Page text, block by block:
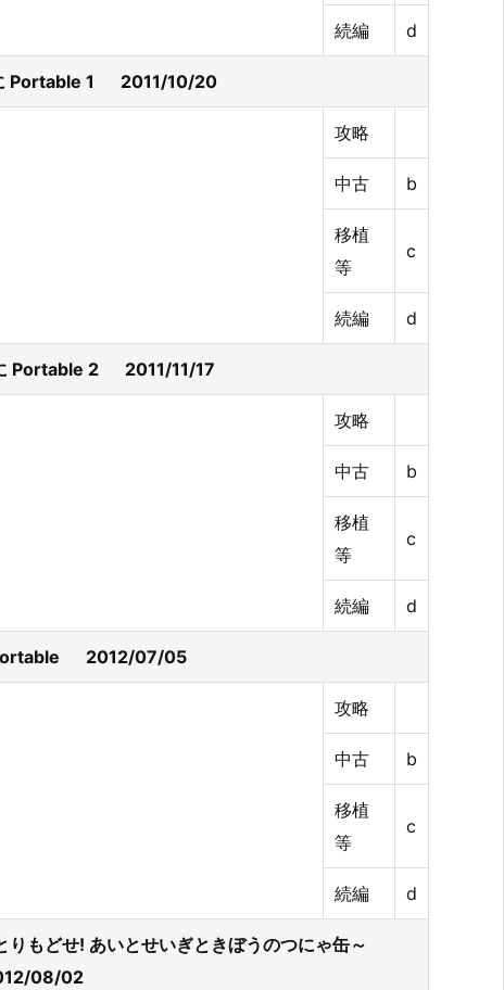
続編 d
に Portable 1 2011/10/20
攻略
中古 b
移植
等
c
続編 d
に Portable 2 2011/11/17
攻略
中古 b
移植
等
c
続編 d
Portable 2012/07/05
攻略
中古 b
移植
等
c
続編 d
りもどせ! あいとせいぎときぼうのつにゃ缶～
08/02